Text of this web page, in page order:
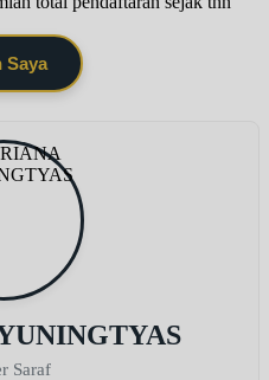
Saya
Saraf